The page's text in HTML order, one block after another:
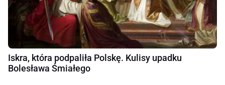
Iskra, która podpaliła Polskę. Kulisy upadku
Bolesława Śmiałego